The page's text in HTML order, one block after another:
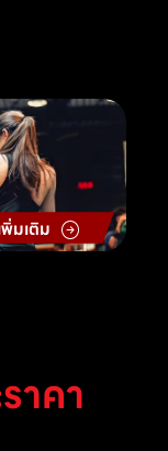
มเติม
าคา